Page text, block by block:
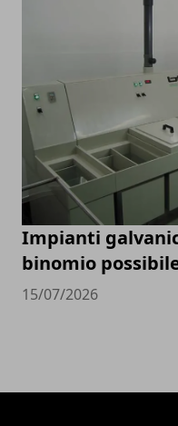
Impianti
binomio
15/07/2026